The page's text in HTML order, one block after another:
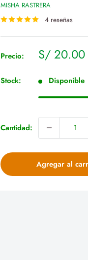
MISHA RASTRERA
4 reseñas
Precio: Precio
de
venta
S/ 20.00
Stock: Disponible
Cantidad:
Agregar al